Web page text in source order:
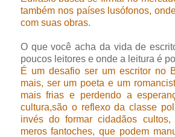
também nos países lusófonos,
com suas obras.
O que você acha da vida de
poucos leitores e onde a leitura é
É um desafio ser um escritor no
mais, ser um poeta e um
mais frias e perdendo a
cultura,são o reflexo da classe
invés do formar cidadãos cultos,
meros fantoches, que podem